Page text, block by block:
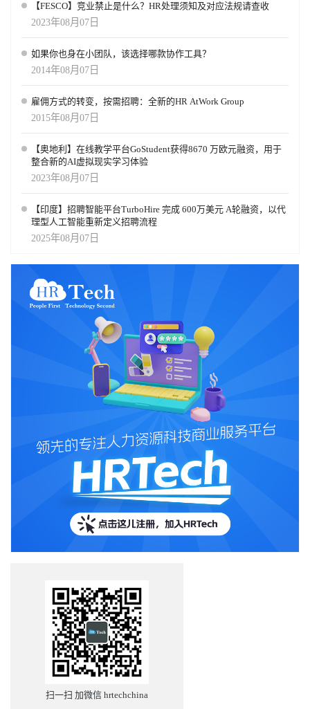
【FESCO】竞业禁止是什么？HR处理须知及对应法规请查收
2023年08月07日
如果你也身在小团队，该选择哪款协作工具？
2014年08月07日
雇佣方式的转变，按需招聘：全新的HR AtWork Group
2015年08月07日
【奥地利】在线教学平台GoStudent获得8670 万欧元融资，用于
整合新的AI虚拟现实学习体验
2023年08月07日
【印度】招聘智能平台TurboHire 完成 600万美元 A轮融资，以代
理型人工智能重新定义招聘流程
2025年08月07日
扫一扫 加微信 hrtechchina